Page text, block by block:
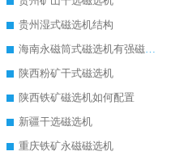
贵州湿式磁选机结构
海南永磁筒式磁选机有强磁的吗
陕西粉矿干式磁选机
陕西铁矿磁选机如何配置
新疆干选磁选机
重庆铁矿永磁磁选机